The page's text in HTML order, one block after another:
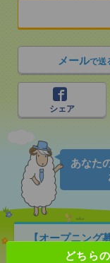
どちら
メールで送
シェア
あなた
【オープニング
いも仕事の1つ[